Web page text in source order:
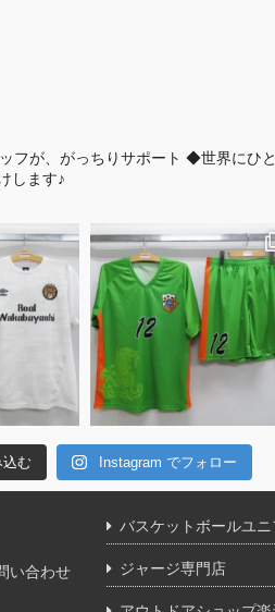
フが、がっちりサポート ◆世界にひ
します♪
む Instagram でフォロー
い合わせ
バスケットボールユ
ジャージ専門店